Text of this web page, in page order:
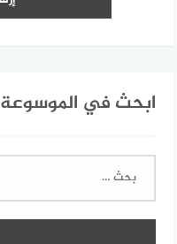
ابحث في الموسوعة
البحث